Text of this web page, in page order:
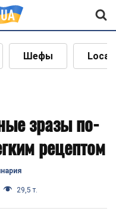
Шефы Local
зразы по-
рецептом
29,5 т.